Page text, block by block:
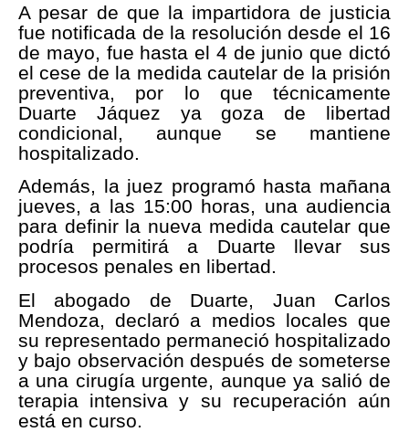
A pesar de que la impartidora de justicia
fue notificada de la resolución desde el 16
de mayo, fue hasta el 4 de junio que dictó
el cese de la medida cautelar de la prisión
preventiva, por lo que técnicamente
Duarte Jáquez ya goza de libertad
condicional, aunque se mantiene
hospitalizado.
Además, la juez programó hasta mañana
jueves, a las 15:00 horas, una audiencia
para definir la nueva medida cautelar que
podría permitirá a Duarte llevar sus
procesos penales en libertad.
El abogado de Duarte, Juan Carlos
Mendoza, declaró a medios locales que
su representado permaneció hospitalizado
y bajo observación después de someterse
a una cirugía urgente, aunque ya salió de
terapia intensiva y su recuperación aún
está en curso.